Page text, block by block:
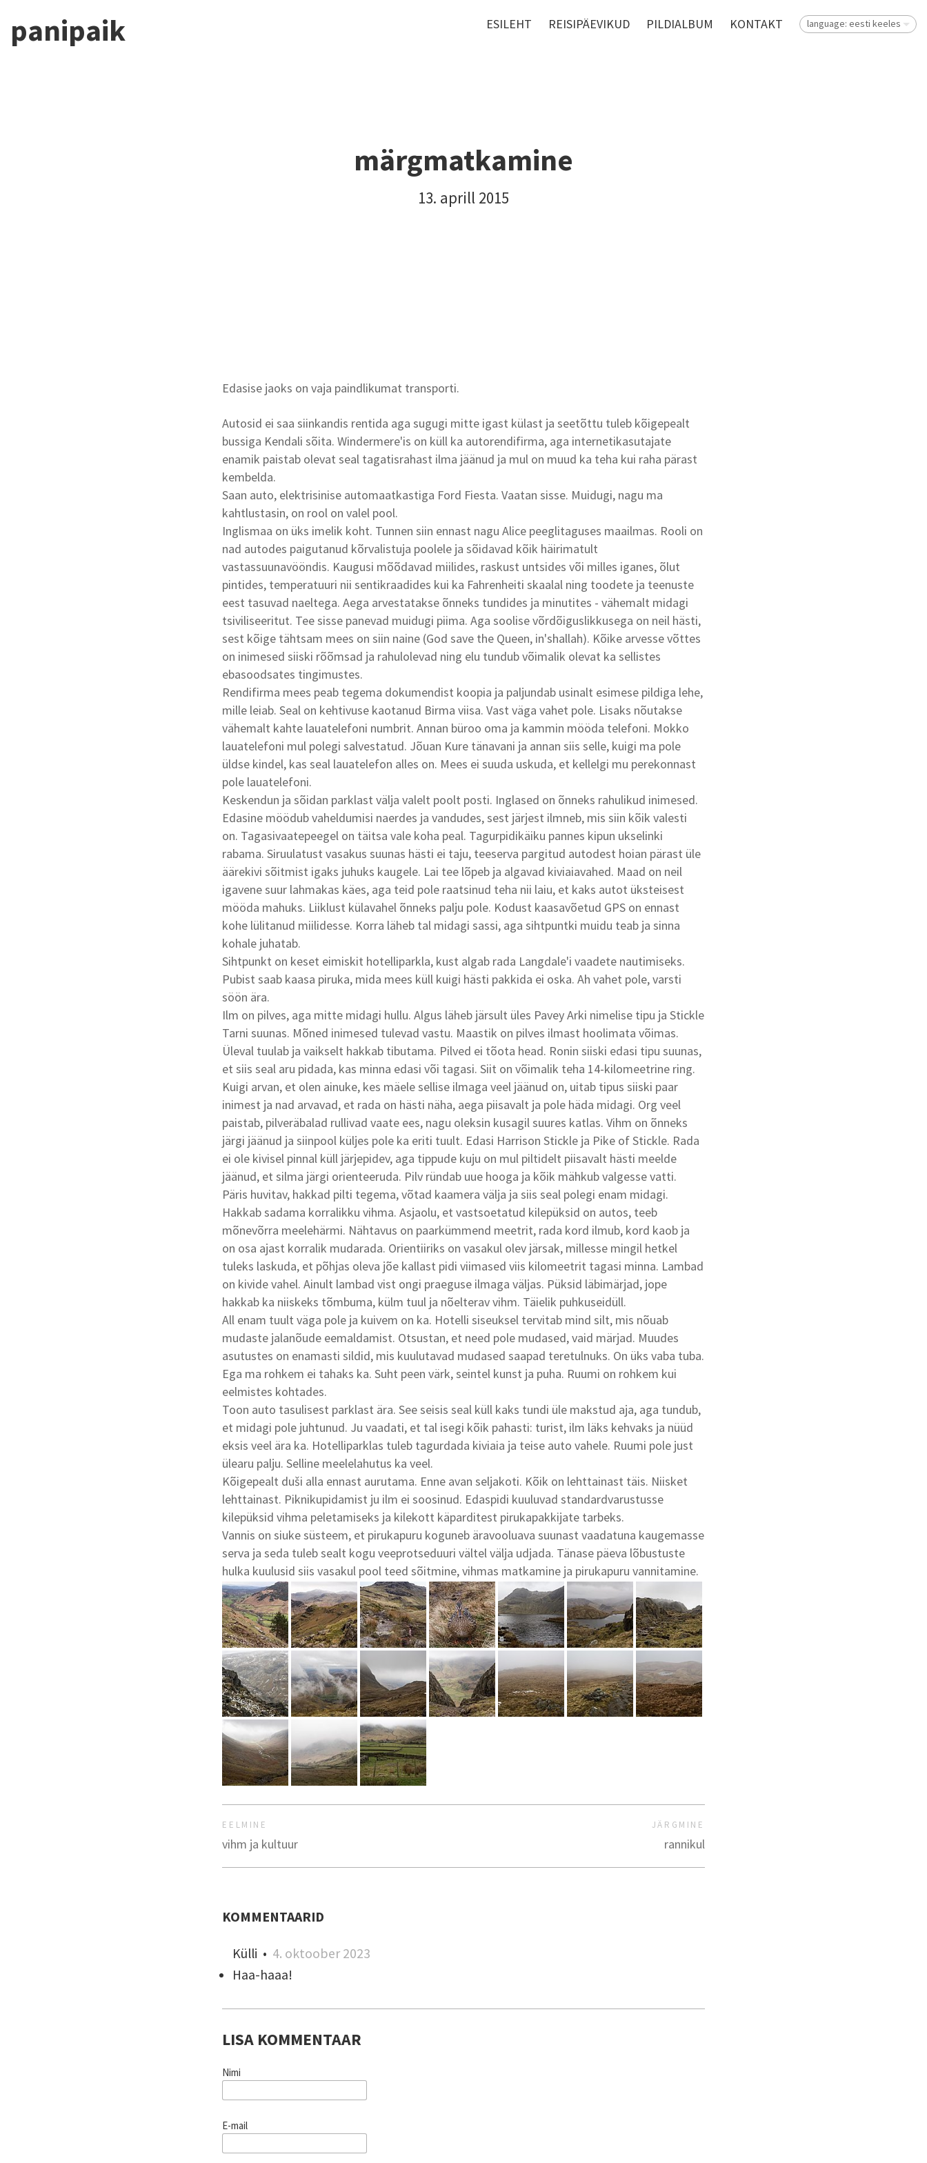
panipaik ESILEHT REISIPÄEVIKUD PILDIALBUM KONTAKT language: eesti keeles
märgmatkamine
13. aprill 2015
Edasise jaoks on vaja paindlikumat transporti.
Autosid ei saa siinkandis rentida aga sugugi mitte igast külast ja seetõttu tuleb kõigepealt
bussiga Kendali sõita. Windermere'is on küll ka autorendifirma, aga internetikasutajate
enamik paistab olevat seal tagatisrahast ilma jäänud ja mul on muud ka teha kui raha pärast
kembelda.
Saan auto, elektrisinise automaatkastiga Ford Fiesta. Vaatan sisse. Muidugi, nagu ma
kahtlustasin, on rool on valel pool.
Inglismaa on üks imelik koht. Tunnen siin ennast nagu Alice peeglitaguses maailmas. Rooli on
nad autodes paigutanud kõrvalistuja poolele ja sõidavad kõik häirimatult
vastassuunavööndis. Kaugusi mõõdavad miilides, raskust untsides või milles iganes, õlut
pintides, temperatuuri nii sentikraadides kui ka Fahrenheiti skaalal ning toodete ja teenuste
eest tasuvad naeltega. Aega arvestatakse õnneks tundides ja minutites - vähemalt midagi
tsiviliseeritut. Tee sisse panevad muidugi piima. Aga soolise võrdõiguslikkusega on neil hästi,
sest kõige tähtsam mees on siin naine (God save the Queen, in'shallah). Kõike arvesse võttes
on inimesed siiski rõõmsad ja rahulolevad ning elu tundub võimalik olevat ka sellistes
ebasoodsates tingimustes.
Rendifirma mees peab tegema dokumendist koopia ja paljundab usinalt esimese pildiga lehe,
mille leiab. Seal on kehtivuse kaotanud Birma viisa. Vast väga vahet pole. Lisaks nõutakse
vähemalt kahte lauatelefoni numbrit. Annan büroo oma ja kammin mööda telefoni. Mokko
lauatelefoni mul polegi salvestatud. Jõuan Kure tänavani ja annan siis selle, kuigi ma pole
üldse kindel, kas seal lauatelefon alles on. Mees ei suuda uskuda, et kellelgi mu perekonnast
pole lauatelefoni.
Keskendun ja sõidan parklast välja valelt poolt posti. Inglased on õnneks rahulikud inimesed.
Edasine möödub vaheldumisi naerdes ja vandudes, sest järjest ilmneb, mis siin kõik valesti
on. Tagasivaatepeegel on täitsa vale koha peal. Tagurpidikäiku pannes kipun ukselinki
rabama. Siruulatust vasakus suunas hästi ei taju, teeserva pargitud autodest hoian pärast üle
äärekivi sõitmist igaks juhuks kaugele. Lai tee lõpeb ja algavad kiviaiavahed. Maad on neil
igavene suur lahmakas käes, aga teid pole raatsinud teha nii laiu, et kaks autot üksteisest
mööda mahuks. Liiklust külavahel õnneks palju pole. Kodust kaasavõetud GPS on ennast
kohe lülitanud miilidesse. Korra läheb tal midagi sassi, aga sihtpuntki muidu teab ja sinna
kohale juhatab.
Sihtpunkt on keset eimiskit hotelliparkla, kust algab rada Langdale'i vaadete nautimiseks.
Pubist saab kaasa piruka, mida mees küll kuigi hästi pakkida ei oska. Ah vahet pole, varsti
söön ära.
Ilm on pilves, aga mitte midagi hullu. Algus läheb järsult üles Pavey Arki nimelise tipu ja Stickle
Tarni suunas. Mõned inimesed tulevad vastu. Maastik on pilves ilmast hoolimata võimas.
Üleval tuulab ja vaikselt hakkab tibutama. Pilved ei tõota head. Ronin siiski edasi tipu suunas,
et siis seal aru pidada, kas minna edasi või tagasi. Siit on võimalik teha 14-kilomeetrine ring.
Kuigi arvan, et olen ainuke, kes mäele sellise ilmaga veel jäänud on, uitab tipus siiski paar
inimest ja nad arvavad, et rada on hästi näha, aega piisavalt ja pole häda midagi. Org veel
paistab, pilveräbalad rullivad vaate ees, nagu oleksin kusagil suures katlas. Vihm on õnneks
järgi jäänud ja siinpool küljes pole ka eriti tuult. Edasi Harrison Stickle ja Pike of Stickle. Rada
ei ole kivisel pinnal küll järjepidev, aga tippude kuju on mul piltidelt piisavalt hästi meelde
jäänud, et silma järgi orienteeruda. Pilv ründab uue hooga ja kõik mähkub valgesse vatti.
Päris huvitav, hakkad pilti tegema, võtad kaamera välja ja siis seal polegi enam midagi.
Hakkab sadama korralikku vihma. Asjaolu, et vastsoetatud kilepüksid on autos, teeb
mõnevõrra meelehärmi. Nähtavus on paarkümmend meetrit, rada kord ilmub, kord kaob ja
on osa ajast korralik mudarada. Orientiiriks on vasakul olev järsak, millesse mingil hetkel
tuleks laskuda, et põhjas oleva jõe kallast pidi viimased viis kilomeetrit tagasi minna. Lambad
on kivide vahel. Ainult lambad vist ongi praeguse ilmaga väljas. Püksid läbimärjad, jope
hakkab ka niiskeks tõmbuma, külm tuul ja nõelterav vihm. Täielik puhkuseidüll.
All enam tuult väga pole ja kuivem on ka. Hotelli siseuksel tervitab mind silt, mis nõuab
mudaste jalanõude eemaldamist. Otsustan, et need pole mudased, vaid märjad. Muudes
asutustes on enamasti sildid, mis kuulutavad mudased saapad teretulnuks. On üks vaba tuba.
Ega ma rohkem ei tahaks ka. Suht peen värk, seintel kunst ja puha. Ruumi on rohkem kui
eelmistes kohtades.
Toon auto tasulisest parklast ära. See seisis seal küll kaks tundi üle makstud aja, aga tundub,
et midagi pole juhtunud. Ju vaadati, et tal isegi kõik pahasti: turist, ilm läks kehvaks ja nüüd
eksis veel ära ka. Hotelliparklas tuleb tagurdada kiviaia ja teise auto vahele. Ruumi pole just
ülearu palju. Selline meelelahutus ka veel.
Kõigepealt duši alla ennast aurutama. Enne avan seljakoti. Kõik on lehttainast täis. Niisket
lehttainast. Piknikupidamist ju ilm ei soosinud. Edaspidi kuuluvad standardvarustusse
kilepüksid vihma peletamiseks ja kilekott käparditest pirukapakkijate tarbeks.
Vannis on siuke süsteem, et pirukapuru koguneb äravooluava suunast vaadatuna kaugemasse
serva ja seda tuleb sealt kogu veeprotseduuri vältel välja udjada. Tänase päeva lõbustuste
hulka kuulusid siis vasakul pool teed sõitmine, vihmas matkamine ja pirukapuru vannitamine.
EELMINE
vihm ja kultuur
JÄRGMINE
rannikul
KOMMENTAARID
Külli • 4. oktoober 2023
Haa-haaa!
LISA KOMMENTAAR
Nimi
E-mail